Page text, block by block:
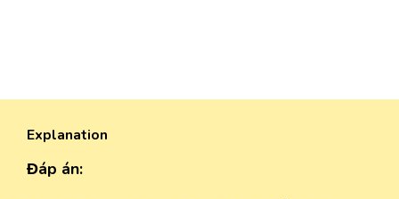
Explanation
Đáp án: